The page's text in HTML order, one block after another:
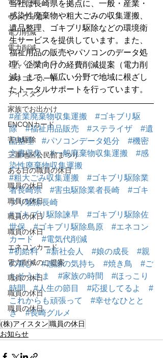
ヴィヴィ君
電力削減
電力削減
どんぐりトトロ！
エネコンカード
アイスタン
家族でお出かけ
ENCONカード
害虫駆除
三重地区公民館まつり
ある日の職員の休日
職員の休日
職員の休日
職員の休日
職員の休日
エネコンカード
電力削減のご提案
職員の休日
職員の休日
職員の休日
当社は長崎県を拠点に、一般・産業・
感染性廃棄物や粗大ごみの収集運搬、
遺品整理、ゴキブリ駆除などの環境衛
生サービスを提供しています。また、
福祉用品の販売やパソコンのデータ処
理、企業向けの経費削減提案（電力削
減）まで、幅広い分野で地域に根ざし
たトータルサポートを行っています。
#産業廃棄物収集運搬
#ゴキブリ駆
除
#福祉用品販売 #ステライザ
#遺
品整理
#パソコンデータ処分
#機密
文書収集
#一般廃棄物収集運搬
#感
染性廃棄物収集運搬
#粗大ごみ収集運搬
#ゴキブリ駆除業
者長崎県
#害虫駆除業者長崎
#ゴキ
ブリ駆除長崎
#ゴキブリ駆除諫早
#ゴキブリ駆除佐
世保
#ゴキブリ駆除島原
#エネコン
カード
#電気代削減
#初給料
#新社会人 #娘の成長
#親
の喜び
#感謝の気持ち #焼き鳥
#ご
ちそうさま
#家族の時間
#ほっこり
時間
#人生の節目 #応援してるよ
#
これからも頑張って
#幸せなひとと
き
#長崎グルメ
(株)アイスタン 職員の休日
お知らせ